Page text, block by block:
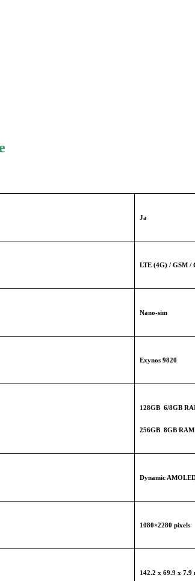
Ja
LTE (4G) / GSM /
Nano-sim
Exynos 9820
128GB 6/8GB
256GB 8GB RAM
Dynamic
1080×2280 pixels
142.2 x 69.9 x 7.9